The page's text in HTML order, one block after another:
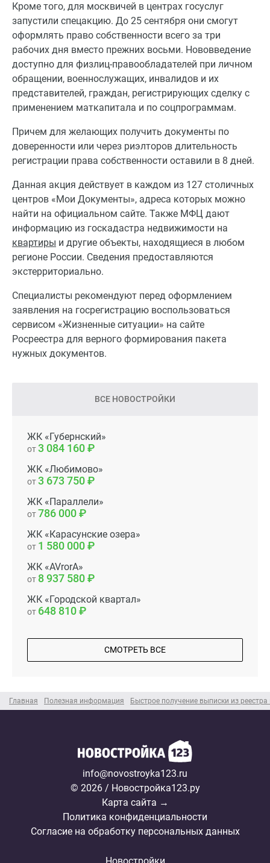
Главная Полезная информация Быстрое получение выписки из
Кроме того, для москвичей в центрах госуслуг
запустили спецакцию. До 25 сентября они смогут
оформлять право собственности всего за три
рабочих дня вместо прежних восьми. Нововведение
доступно для физлиц-правообладателей при личном
обращении, военнослужащих, инвалидов и их
представителей, граждан, регистрирующих сделку с
применением маткапитала и по соцпрограммам.
Причем для желающих получить документы по
доверенности или через риэлторов длительность
регистрации права собственности оставили в 8 дней.
Данная акция действует в каждом из 127 столичных
центров «Мои Документы», адреса которых можно
найти на официальном сайте. Также МФЦ дают
информацию из госкадастра недвижимости на
квартиры и другие объекты, находящиеся в любом
регионе России. Сведения предоставляются
экстерриториально.
Специалисты рекомендуют перед оформлением
заявления на госрегистрацию воспользоваться
сервисом «Жизненные ситуации» на сайте
Росреестра для верного формирования пакета
нужных документов.
ВСЕ НОВОСТРОЙКИ
ЖК «Губернский»
от3 084 160
ЖК «Любимово»
от3 673 750
ЖК «Параллели»
от786 000
ЖК «Карасунские озера»
от 1 580 000
ЖК «AVrorA»
от 8 937 580
ЖК «Городской квартал»
от 648 810
СМОТРЕТЬ ВСЕ
info@novostroyka123.ru
© 2026 / Новостройка123.ру
Карта сайта →
Политика конфиденциальности
Согласие на обработку персональных данных